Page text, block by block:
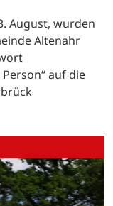
August, wurden
Altenahr
auf die